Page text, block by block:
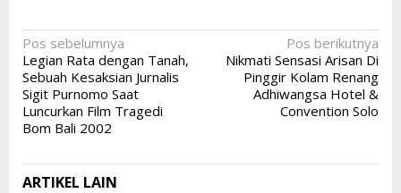
Navigasi
pos
Pos sebelumnya
Legian Rata dengan Tanah,
Sebuah Kesaksian Jurnalis
Sigit Purnomo Saat
Luncurkan Film Tragedi
Bom Bali 2002
Pos berikutnya
Nikmati Sensasi Arisan Di
Pinggir Kolam Renang
Adhiwangsa Hotel &
Convention Solo
ARTIKEL LAIN